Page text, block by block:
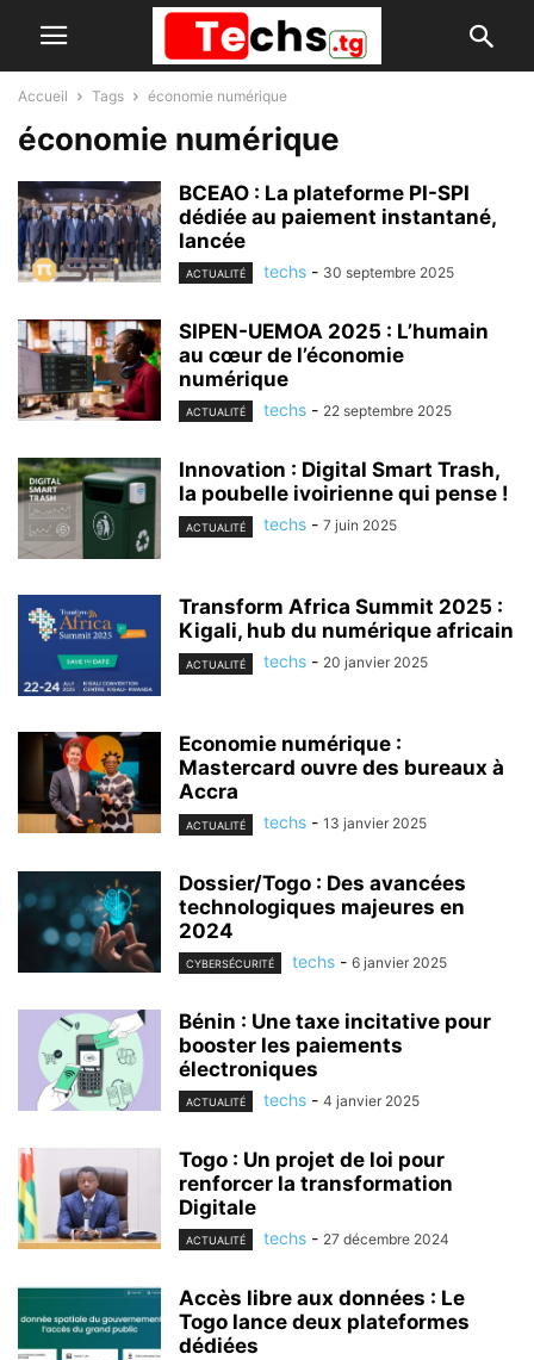
Accueil Tags économie numérique
économie numérique
BCEAO : La plateforme PI-SPI
dédiée au paiement instantané,
lancée
ACTUALITÉ techs - 30 septembre 2025
SIPEN-UEMOA 2025 : L’humain
au cœur de l’économie
numérique
ACTUALITÉ techs - 22 septembre 2025
Innovation : Digital Smart Trash,
la poubelle ivoirienne qui pense !
ACTUALITÉ techs - 7 juin 2025
Transform Africa Summit 2025 :
Kigali, hub du numérique africain
ACTUALITÉ techs - 20 janvier 2025
Economie numérique :
Mastercard ouvre des bureaux à
Accra
ACTUALITÉ techs - 13 janvier 2025
Dossier/Togo : Des avancées
technologiques majeures en
2024
CYBERSÉCURITÉ techs - 6 janvier 2025
Bénin : Une taxe incitative pour
booster les paiements
électroniques
ACTUALITÉ techs - 4 janvier 2025
Togo : Un projet de loi pour
renforcer la transformation
Digitale
ACTUALITÉ techs - 27 décembre 2024
Accès libre aux données : Le
Togo lance deux plateformes
dédiées